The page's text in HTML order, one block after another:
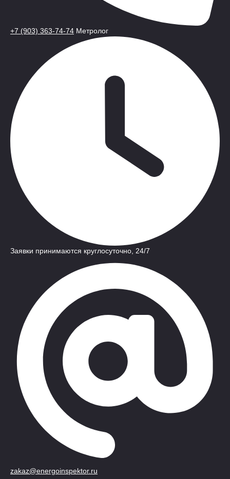
+7 (903) 363-74-74 Метролог
Заявки принимаются круглосуточно, 24/7
zakaz@energoinspektor.ru